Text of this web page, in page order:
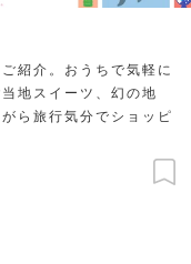
紹介。おうちで気軽に
地スイーツ、幻の地
ら旅行気分でショッピ